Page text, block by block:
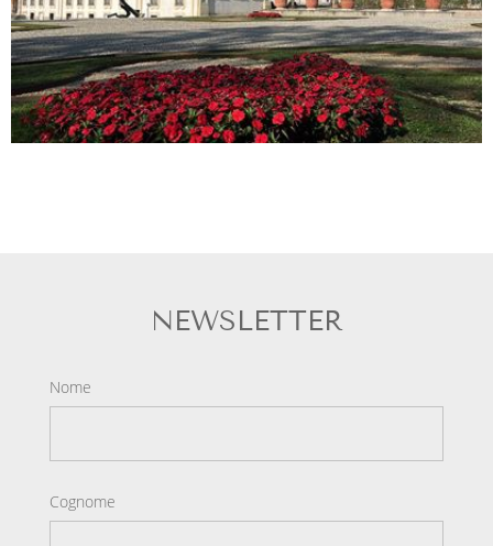
NEWSLETTER
Nome
Cognome